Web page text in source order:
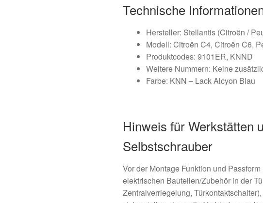
Technische
Hersteller: Stellantis (Citroën /
Modell: Citroën C4, Citroën C6,
Produktcodes: 9101ER, KNND
Weitere Nummern: Keine
Farbe: KNN – Lack Alcyon Blau
Hinweis für Werkstätten
Selbstschrauber
Vor der Montage Funktion und
elektrischen Bauteilen/Zubehör in der
Zentralverriegelung,